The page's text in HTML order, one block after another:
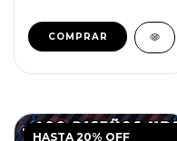
HASTA 20% OFF